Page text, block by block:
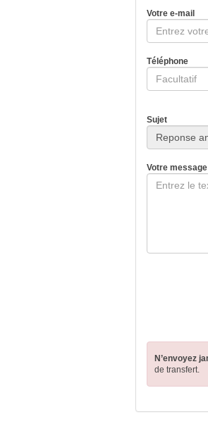
Votre e-mail
Téléphone
Sujet
Votre message
N’envoyez
de transfert.